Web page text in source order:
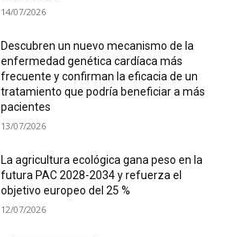
14/07/2026
Descubren un nuevo mecanismo de la
enfermedad genética cardíaca más
frecuente y confirman la eficacia de un
tratamiento que podría beneficiar a más
pacientes
13/07/2026
La agricultura ecológica gana peso en la
futura PAC 2028-2034 y refuerza el
objetivo europeo del 25 %
12/07/2026